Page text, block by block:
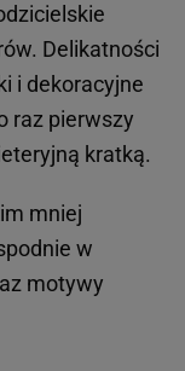
Delikatności
i dekoracyjne
raz pierwszy
kratką.
mniej
w
motywy